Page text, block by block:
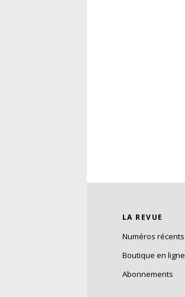
LA REVUE
Numéros récents
Boutique en ligne
Abonnements